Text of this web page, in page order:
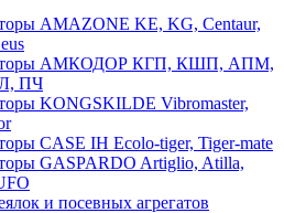
AMAZONE KE, KG, Centaur,
АМКОДОР КГП, КШП, АПМ,
ПЧ
KONGSKILDE Vibromaster,
CASE IH Ecolo-tiger, Tiger-mate
GASPARDO Artiglio, Atilla,
и посевных агрегатов